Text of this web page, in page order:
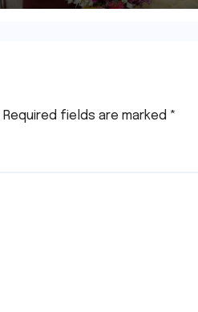
सिंह रावत ने नवनियुक्त
Required fields are marked *